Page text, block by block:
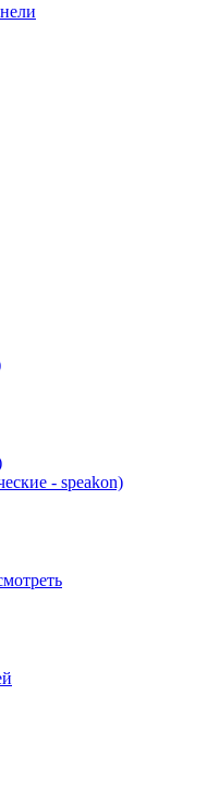
- speakon)